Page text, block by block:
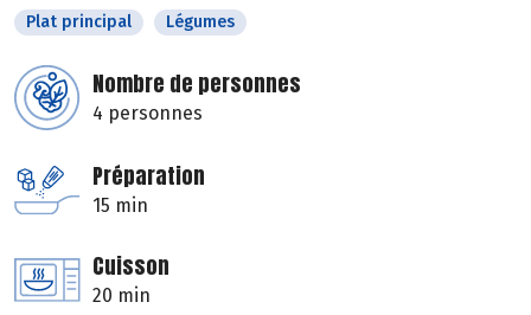
Plat principal Légumes
Nombre de personnes
4 personnes
Préparation
15 min
Cuisson
20 min